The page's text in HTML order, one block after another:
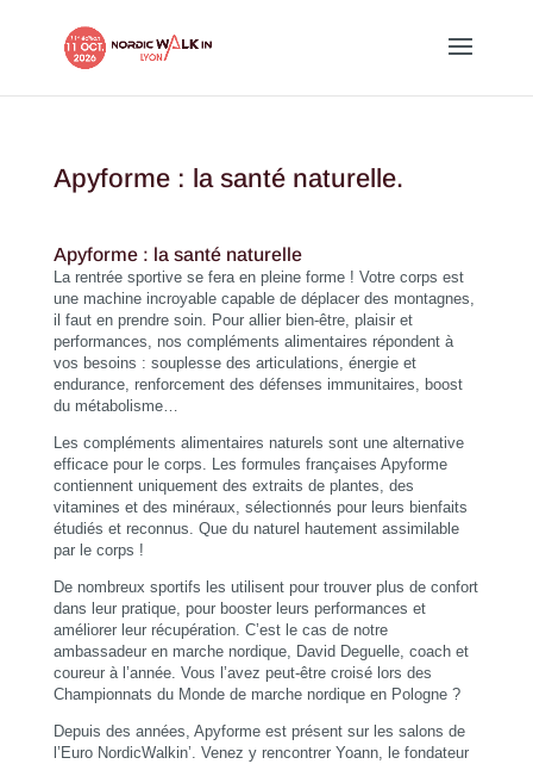
Apyforme : la santé naturelle.
Apyforme : la santé naturelle
La rentrée sportive se fera en pleine forme ! Votre corps est
une machine incroyable capable de déplacer des montagnes,
il faut en prendre soin. Pour allier bien-être, plaisir et
performances, nos compléments alimentaires répondent à
vos besoins : souplesse des articulations, énergie et
endurance, renforcement des défenses immunitaires, boost
du métabolisme…
Les compléments alimentaires naturels sont une alternative
efficace pour le corps. Les formules françaises Apyforme
contiennent uniquement des extraits de plantes, des
vitamines et des minéraux, sélectionnés pour leurs bienfaits
étudiés et reconnus. Que du naturel hautement assimilable
par le corps !
De nombreux sportifs les utilisent pour trouver plus de confort
dans leur pratique, pour booster leurs performances et
améliorer leur récupération. C’est le cas de notre
ambassadeur en marche nordique, David Deguelle, coach et
coureur à l’année. Vous l’avez peut-être croisé lors des
Championnats du Monde de marche nordique en Pologne ?
Depuis des années, Apyforme est présent sur les salons de
l’Euro NordicWalkin’. Venez y rencontrer Yoann, le fondateur